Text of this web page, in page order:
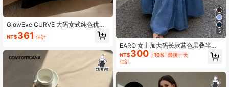
GlowEve CURVE 大码女式纯色优雅
3D花卉装饰双口袋时尚百搭A字裙
NT$361 估計
5
EARO 女士加大码长款蓝色层叠半身
裙，休闲弹力腰身半身裙，面料舒
适，无弹力，适合夏季日常穿着
NT$300 -10% 最後一天
估計